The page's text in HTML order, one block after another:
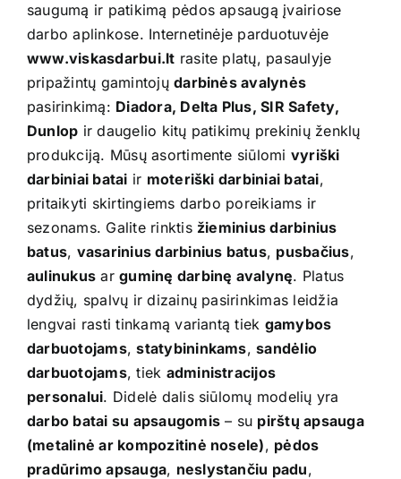
be
chosen
on
product
page
saugumą ir patikimą pėdos apsaugą įvairiose
darbo aplinkose. Internetinėje parduotuvėje
www.viskasdarbui.lt rasite platų, pasaulyje
pripažintų gamintojųdarbinės avalynės
pasirinkimą: Diadora, Delta Plus, SIR Safety,
Dunlop ir daugelio kitų patikimų prekinių ženklų
produkciją. Mūsų asortimente siūlomi vyriški
darbiniai batai ir moteriški darbiniai batai,
pritaikyti skirtingiems darbo poreikiams ir
sezonams. Galite rinktis žieminius darbinius
batus, vasarinius darbinius batus, pusbačius,
aulinukus arguminę darbinę avalynę. Platus
dydžių, spalvų ir dizainų pasirinkimas leidžia
lengvai rasti tinkamą variantą tiek gamybos
darbuotojams,statybininkams,sandėlio
darbuotojams, tiek administracijos
personalui. Didelė dalis siūlomų modelių yra
darbo batai su apsaugomis – su pirštų apsauga
(metalinė ar kompozitinė nosele), pėdos
pradūrimo apsauga, neslystančiu padu,